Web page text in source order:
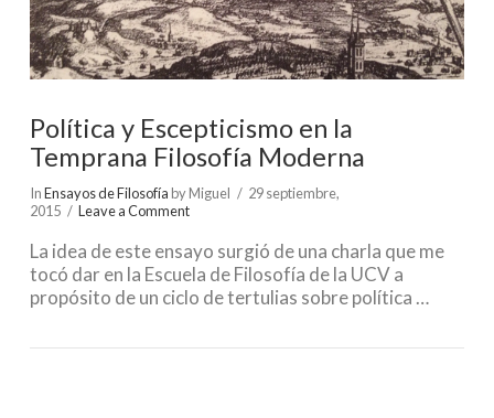
Política y Escepticismo en la
Temprana Filosofía Moderna
InEnsayos de Filosofía by Miguel
29 septiembre,
2015
Leave a Comment
La idea de este ensayo surgió de una charla que me
tocó dar en la Escuela de Filosofía de la UCV a
propósito de un ciclo de tertulias sobre política …